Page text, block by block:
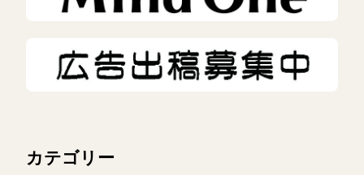
カテゴリー